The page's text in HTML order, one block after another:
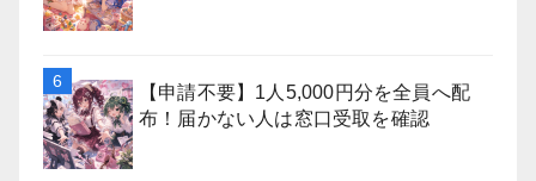
【申請不要】1人5,000円分を全員へ配
布！届かない人は窓口受取を確認